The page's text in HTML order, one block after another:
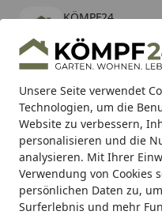
Unsere Seite verwendet
Technologien, um die
Website zu verbessern,
personalisieren und die
analysieren. Mit Ihrer
Verwendung von Cookies
persönlichen Daten zu,
Surferlebnis und mehr
KÖMPF24
kostenlos - Im App Store
Alle Produkte
Mein Konto
Suchen
Karibu Pools inkl.
Starterset